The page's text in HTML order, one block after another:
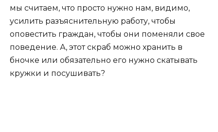
мы считаем, что просто нужно нам, видимо,
усилить разъяснительную работу, чтобы
оповестить граждан, чтобы они поменяли свое
поведение. А, этот скраб можно хранить в
бночке или обязательно его нужно скатывать
кружки и посушивать?